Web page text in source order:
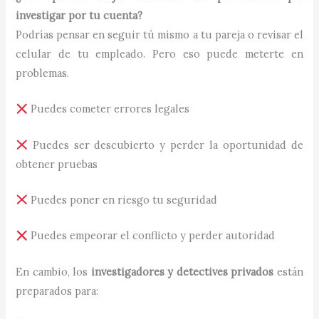
investigar por tu cuenta?
Podrías pensar en seguir tú mismo a tu pareja o revisar el
celular de tu empleado. Pero eso puede meterte en
problemas.
Puedes cometer errores legales
Puedes ser descubierto y perder la oportunidad de
obtener pruebas
Puedes poner en riesgo tu seguridad
Puedes empeorar el conflicto y perder autoridad
En cambio, los investigadores y detectives privados están
preparados para: